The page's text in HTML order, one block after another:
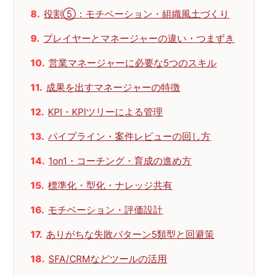
役割⑤：モチベーション・組織風土づくり
プレイヤーとマネージャーの違い・つまずき
営業マネージャーに必要な5つのスキル
成果を出すマネージャーの特徴
KPI・KPIツリーによる管理
パイプライン・案件レビューの回し方
1on1・コーチング・育成の進め方
標準化・型化・ナレッジ共有
モチベーション・評価設計
ありがちな失敗パターン5類型と回避策
SFA/CRMなどツールの活用